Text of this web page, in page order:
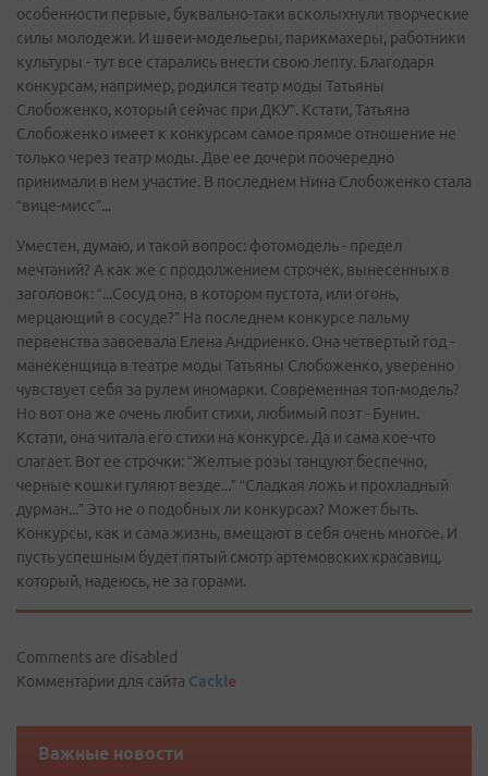
особенности первые, буквально-таки всколыхнули творческие
силы молодежи. И швеи-модельеры, парикмахеры, работники
культуры - тут все старались внести свою лепту. Благодаря
конкурсам, например, родился театр моды Татьяны
Слобоженко, который сейчас при ДКУ”. Кстати, Татьяна
Слобоженко имеет к конкурсам самое прямое отношение не
только через театр моды. Две ее дочери поочередно
принимали в нем участие. В последнем Нина Слобоженко стала
“вице-мисс”...
Уместен, думаю, и такой вопрос: фотомодель - предел
мечтаний? А как же с продолжением строчек, вынесенных в
заголовок: “...Сосуд она, в котором пустота, или огонь,
мерцающий в сосуде?” На последнем конкурсе пальму
первенства завоевала Елена Андриенко. Она четвертый год -
манекенщица в театре моды Татьяны Слобоженко, уверенно
чувствует себя за рулем иномарки. Современная топ-модель?
Но вот она же очень любит стихи, любимый поэт - Бунин.
Кстати, она читала его стихи на конкурсе. Да и сама кое-что
слагает. Вот ее строчки: “Желтые розы танцуют беспечно,
черные кошки гуляют везде...” “Сладкая ложь и прохладный
дурман...” Это не о подобных ли конкурсах? Может быть.
Конкурсы, как и сама жизнь, вмещают в себя очень многое. И
пусть успешным будет пятый смотр артемовских красавиц,
который, надеюсь, не за горами.
Comments are disabled
Комментарии для сайта Cackle
Важные новости